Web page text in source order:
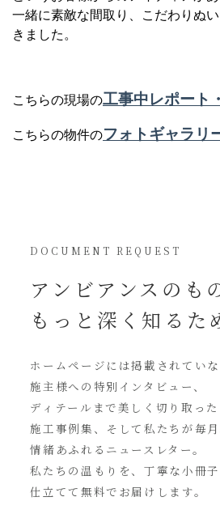
一緒に素敵な間取り、こだわりぬ
きました。
こちらの現場の工事中レポート
こちらの物件のフォトギャラリ
DOCUMENT REQUEST
アンビアンスの も
もっと深く知るた
ホームページには掲載されてい
施主様への特別インタビュー、
ディテールまで美しく切り取った
施工事例集、そして私たちが毎月
情緒あふれるニュースレター。
私たちの温もりを、丁寧な小冊子
仕立てて無料でお届けします。